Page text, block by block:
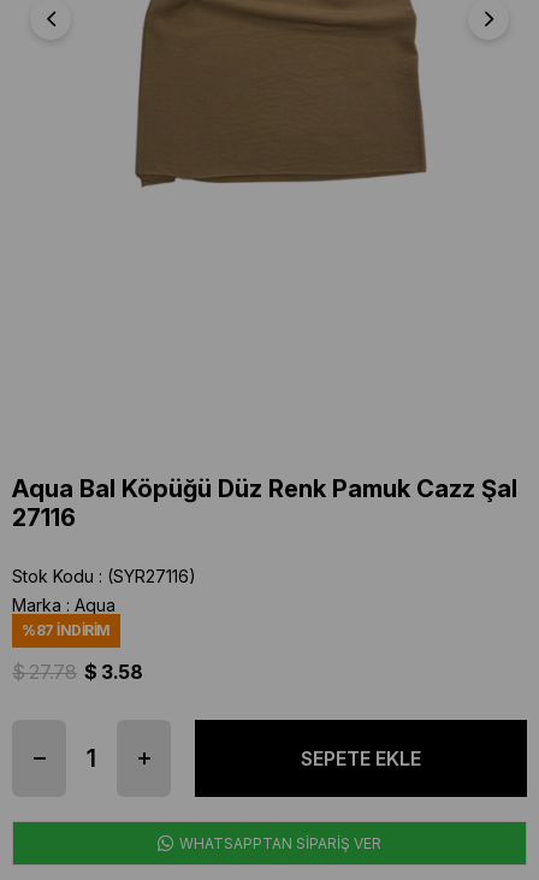
Aqua Bal Köpüğü Düz Renk Pamuk Cazz Şal
27116
Stok Kodu
(SYR27116)
Marka : Aqua
%87 İNDIRIM
$ 27.78 $ 3.58
WHATSAPPTAN SİPARİŞ VER